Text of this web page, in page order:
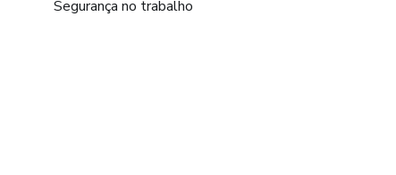
Segurança no trabalho